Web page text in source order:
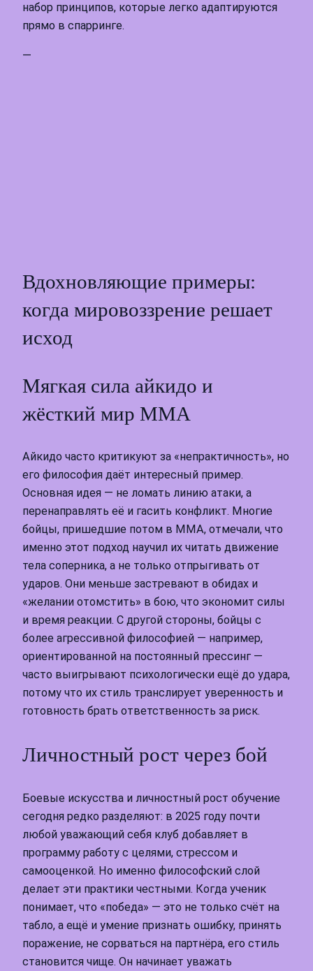
набор принципов, которые легко адаптируются
прямо в спарринге.
—
Вдохновляющие примеры:
когда мировоззрение решает
исход
Мягкая сила айкидо и
жёсткий мир ММА
Айкидо часто критикуют за «непрактичность», но
его философия даёт интересный пример.
Основная идея — не ломать линию атаки, а
перенаправлять её и гасить конфликт. Многие
бойцы, пришедшие потом в ММА, отмечали, что
именно этот подход научил их читать движение
тела соперника, а не только отпрыгивать от
ударов. Они меньше застревают в обидах и
«желании отомстить» в бою, что экономит силы
и время реакции. С другой стороны, бойцы с
более агрессивной философией — например,
ориентированной на постоянный прессинг —
часто выигрывают психологически ещё до удара,
потому что их стиль транслирует уверенность и
готовность брать ответственность за риск.
Личностный рост через бой
Боевые искусства и личностный рост обучение
сегодня редко разделяют: в 2025 году почти
любой уважающий себя клуб добавляет в
программу работу с целями, стрессом и
самооценкой. Но именно философский слой
делает эти практики честными. Когда ученик
понимает, что «победа» — это не только счёт на
табло, а ещё и умение признать ошибку, принять
поражение, не сорваться на партнёра, его стиль
становится чище. Он начинает уважать